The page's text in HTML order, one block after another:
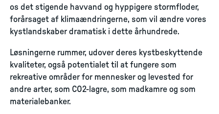
os det stigende havvand og hyppigere stormfloder,
forårsaget af klimaændringerne, som vil ændre vores
kystlandskaber dramatisk i dette århundrede.
Løsningerne rummer, udover deres kystbeskyttende
kvaliteter, også potentialet til at fungere som
rekreative områder for mennesker og levested for
andre arter, som CO2-lagre, som madkamre og som
materialebanker.